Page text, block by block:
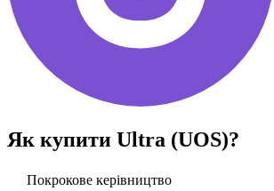
Як купити Ultra (UOS)?
Покрокове керівництво